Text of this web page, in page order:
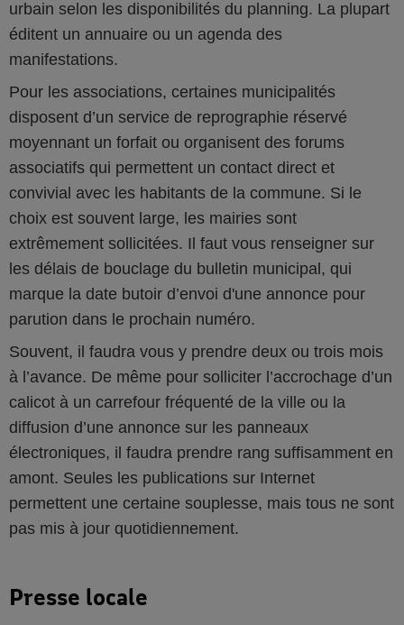
urbain selon les disponibilités du planning. La plupart
éditent un annuaire ou un agenda des
manifestations.
Pour les associations, certaines municipalités
disposent d’un service de reprographie réservé
moyennant un forfait ou organisent des forums
associatifs qui permettent un contact direct et
convivial avec les habitants de la commune. Si le
choix est souvent large, les mairies sont
extrêmement sollicitées. Il faut vous renseigner sur
les délais de bouclage du bulletin municipal, qui
marque la date butoir d’envoi d'une annonce pour
parution dans le prochain numéro.
Souvent, il faudra vous y prendre deux ou trois mois
à l’avance. De même pour solliciter l’accrochage d’un
calicot à un carrefour fréquenté de la ville ou la
diffusion d’une annonce sur les panneaux
électroniques, il faudra prendre rang suffisamment en
amont. Seules les publications sur Internet
permettent une certaine souplesse, mais tous ne sont
pas mis à jour quotidiennement.
Presse locale